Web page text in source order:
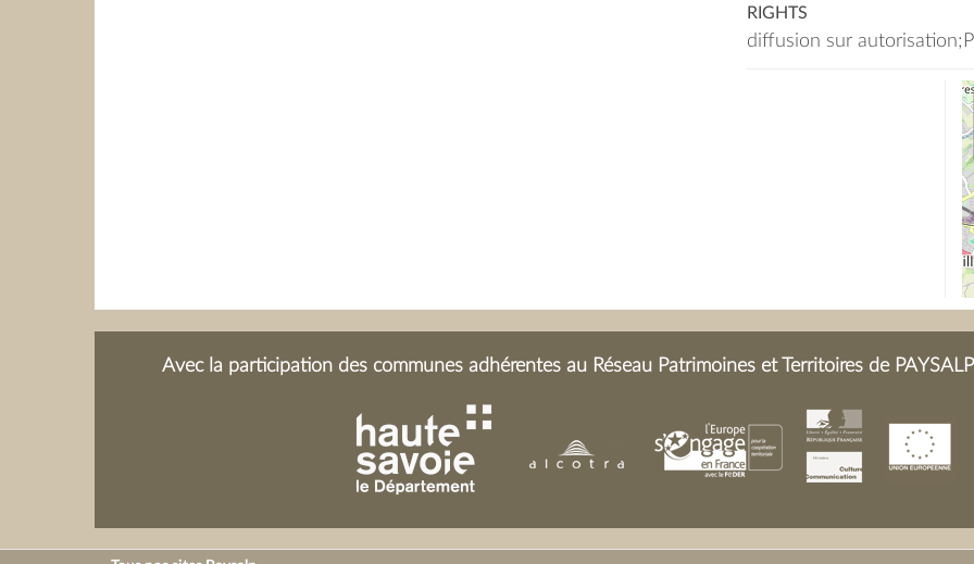
Bonne-sur-Menoge, Pont
Sallaz, Ville-en-Sallaz, La
RIGHTS
diffusion sur
Avec la participation des communes adhérentes au Réseau Patrimoines et Territoires de